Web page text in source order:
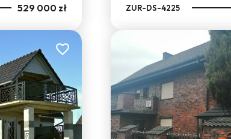
529 000 zł ZUR-DS-4225
Dodaj do ulubionych